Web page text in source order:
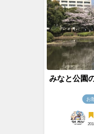
みなと公園
お